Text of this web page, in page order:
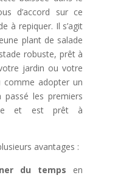
d’accord sur ce
à repiquer. Il s’agit
plant de salade
robuste, prêt à
jardin ou votre
comme adopter un
les premiers
et est prêt à
avantages :
du temps en